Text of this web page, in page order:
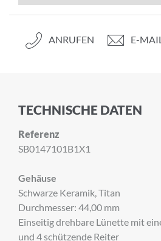
ANRUFEN E-
TECHNISCHE DATEN
Referenz
SB0147101B1X1
Gehäuse
Schwarze Keramik, Titan
Durchmesser: 44,00 mm
Einseitig drehbare Lünette mit
und 4 schützende Reiter